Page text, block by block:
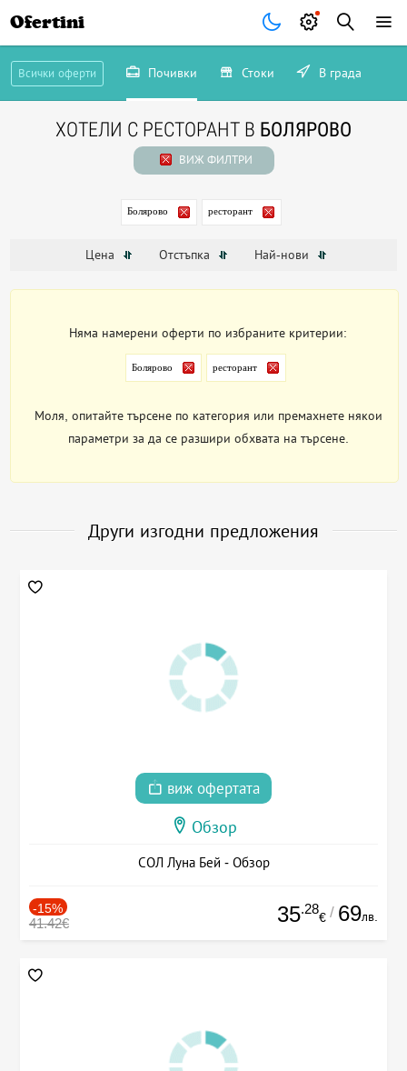
Ofertini
Всички оферти Почивки Стоки В града
ХОТЕЛИ С РЕСТОРАНТ В БОЛЯРОВО
ВИЖ ФИЛТРИ
Болярово ресторант
Цена Отстъпка Най-нови
Няма намерени оферти по избраните критерии:
Болярово ресторант
Моля, опитайте търсене по категория или премахнете някои
параметри за да се разшири обхвата на търсене.
Други изгодни предложения
виж офертата
Обзор
СОЛ Луна Бей - Обзор
-15%
41.42€ 35.28
€ / 69лв.